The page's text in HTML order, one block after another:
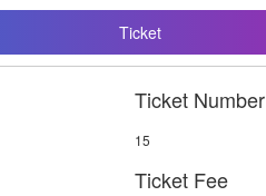
Ticket
Ticket Number
15
Ticket Fee